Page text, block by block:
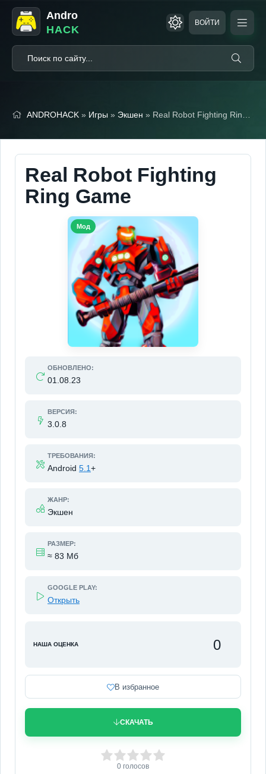
Andro
HACK
ВОЙТИ
ANDROHACK » Игры » Экшен » Real Robot Fighting Ring Game (Мод, Тупые боты)
Real Robot Fighting
Ring Game
ОБНОВЛЕНО:
01.08.23
ВЕРСИЯ:
3.0.8
ТРЕБОВАНИЯ:
Android 5.1+
ЖАНР:
Экшен
РАЗМЕР:
≈ 83 Мб
GOOGLE PLAY:
Открыть
НАША ОЦЕНКА 0
В избранное
СКАЧАТЬ
3 4 5
0 голосов
Мод